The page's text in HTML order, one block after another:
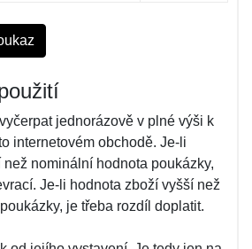
jednorázově v plné výši k
internetovém obchodě. Je-li
nominální hodnota poukázky,
Je-li hodnota zboží vyšší než
je třeba rozdíl doplatit.